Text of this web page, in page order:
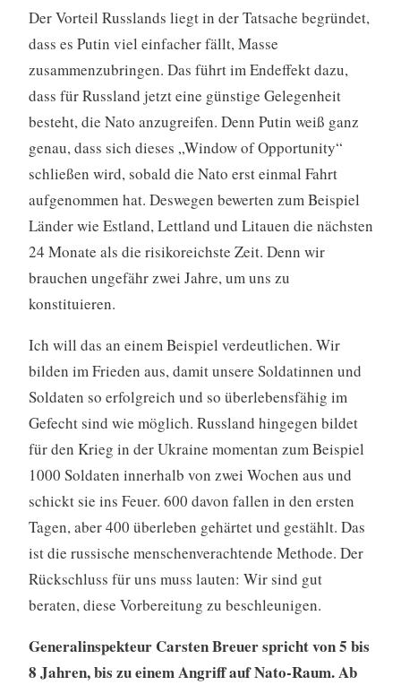
Der Vorteil Russlands liegt in der Tatsache begründet,
dass es Putin viel einfacher fällt, Masse
zusammenzubringen. Das führt im Endeffekt dazu,
dass für Russland jetzt eine günstige Gelegenheit
besteht, die Nato anzugreifen. Denn Putin weiß ganz
genau, dass sich dieses „Window of Opportunity“
schließen wird, sobald die Nato erst einmal Fahrt
aufgenommen hat. Deswegen bewerten zum Beispiel
Länder wie Estland, Lettland und Litauen die nächsten
24 Monate als die risikoreichste Zeit. Denn wir
brauchen ungefähr zwei Jahre, um uns zu
konstituieren.
Ich will das an einem Beispiel verdeutlichen. Wir
bilden im Frieden aus, damit unsere Soldatinnen und
Soldaten so erfolgreich und so überlebensfähig im
Gefecht sind wie möglich. Russland hingegen bildet
für den Krieg in der Ukraine momentan zum Beispiel
1000 Soldaten innerhalb von zwei Wochen aus und
schickt sie ins Feuer. 600 davon fallen in den ersten
Tagen, aber 400 überleben gehärtet und gestählt. Das
ist die russische menschenverachtende Methode. Der
Rückschluss für uns muss lauten: Wir sind gut
beraten, diese Vorbereitung zu beschleunigen.
Generalinspekteur Carsten Breuer spricht von 5 bis
8 Jahren, bis zu einem Angriff auf Nato-Raum. Ab